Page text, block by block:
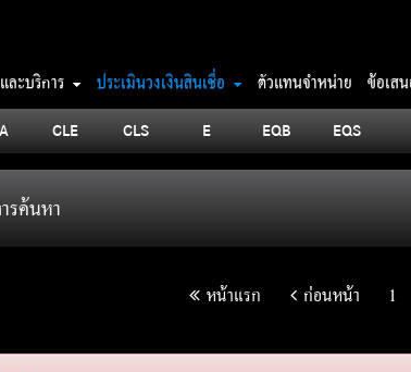
ละบริการ ประเมินวงเงินสินเชื่อ ตัวแทนจำหน่าย ข้อเส
CLE CLS E EQB EQS
รค้นหา
หน้าแรก ก่อนหน้า 1